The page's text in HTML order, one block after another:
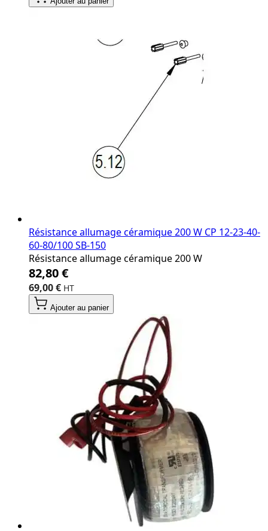
Résistance allumage céramique 200 W CP 12‐23‐40‐
60‐80/100 SB‐150
Résistance allumage céramique 200 W
82,80 €
69,00 €
Ajouter au panier